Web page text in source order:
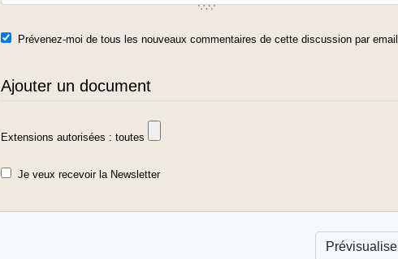
Prévenez-moi de tous les nouveaux commentaires de cette discussion par email
Ajouter un document
Extensions autorisées : toutes
Je veux recevoir la Newsletter